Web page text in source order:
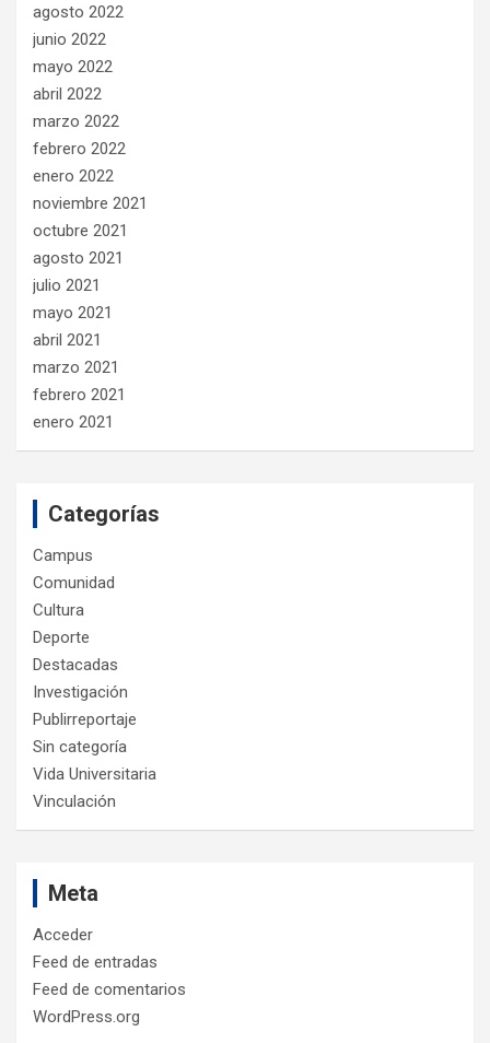
agosto 2022
junio 2022
mayo 2022
abril 2022
marzo 2022
febrero 2022
enero 2022
noviembre 2021
octubre 2021
agosto 2021
julio 2021
mayo 2021
abril 2021
marzo 2021
febrero 2021
enero 2021
Categorías
Campus
Comunidad
Cultura
Deporte
Destacadas
Investigación
Publirreportaje
Sin categoría
Vida Universitaria
Vinculación
Meta
Acceder
Feed de entradas
Feed de comentarios
WordPress.org